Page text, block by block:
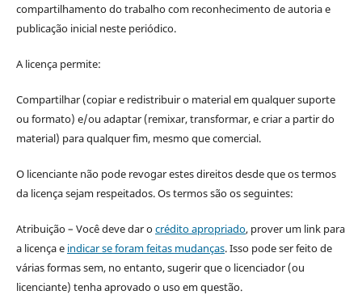
compartilhamento do trabalho com reconhecimento de autoria e
publicação inicial neste periódico.
A licença permite:
Compartilhar (copiar e redistribuir o material em qualquer suporte
ou formato) e/ou adaptar (remixar, transformar, e criar a partir do
material) para qualquer fim, mesmo que comercial.
O licenciante não pode revogar estes direitos desde que os termos
da licença sejam respeitados. Os termos são os seguintes:
Atribuição – Você deve dar ocrédito apropriado, prover um link para
a licença e indicar se foram feitas mudanças. Isso pode ser feito de
várias formas sem, no entanto, sugerir que o licenciador (ou
licenciante) tenha aprovado o uso em questão.